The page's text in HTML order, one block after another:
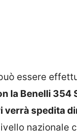
essere
la Benelli 354
verrà spedita
nazionale